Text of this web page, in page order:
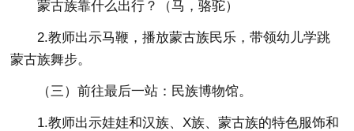
蒙古族靠什么出行？（马，骆驼）
2.教师出示马鞭，播放蒙古族民乐，带领幼儿学跳
蒙古族舞步。
（三）前往最后一站：民族博物馆。
1.教师出示娃娃和汉族、X族、蒙古族的特色服饰和